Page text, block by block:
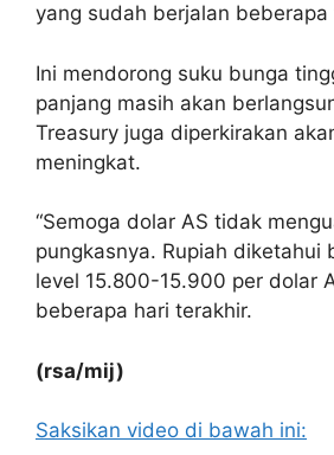
yang sudah berjalan beberapa
Ini mendorong suku bunga
panjang masih akan
Treasury juga diperkirakan
meningkat.
“Semoga dolar AS tidak
pungkasnya. Rupiah diketahui
level 15.800-15.900 per dolar
beberapa hari terakhir.
(rsa/mij)
Saksikan video di bawah ini: